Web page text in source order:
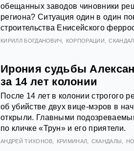
обещанных заводов чиновники
региона? Ситуация один в один
строительства Енисейского
КИРИЛЛ БОГДАНОВИЧ КОРПОРАЦИИ
Ирония судьбы
за 14 лет колонии
После 14 лет в колонии строгого
об убийстве двух вице-мэров в
открыли. Главными
по кличке «Трун» и его приятели.
АНДРЕЙ ТИХОНОВ КРИМИНАЛ СКАНДАЛЫ